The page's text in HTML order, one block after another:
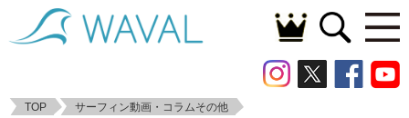
TOP サーフィン動画・コラムその他